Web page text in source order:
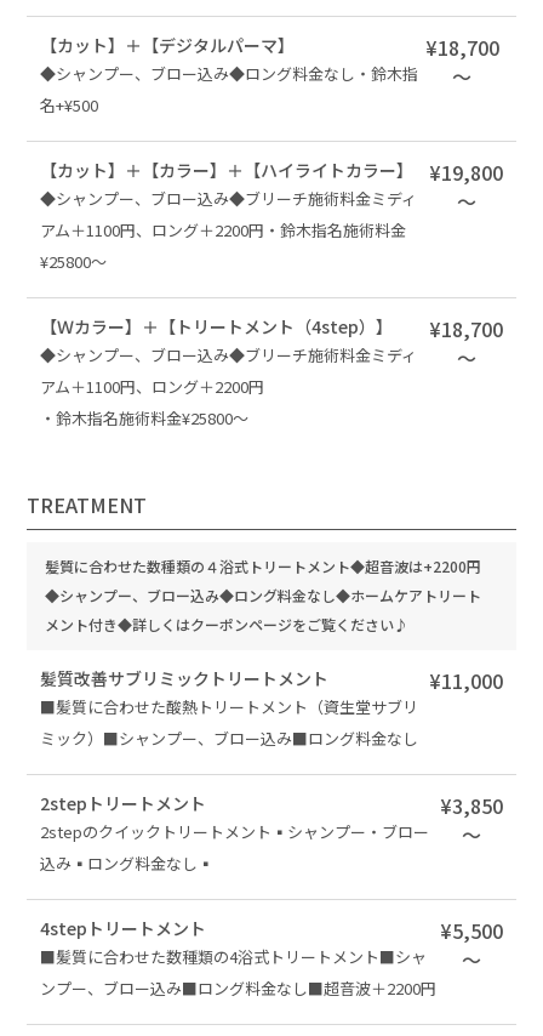
【カット】＋【デジタルパーマ】
◆シャンプー、ブロー込み◆ロング料金なし・鈴木指
名+¥500
¥18,700
～
【カット】＋【カラー】＋【ハイライトカラー】
◆シャンプー、ブロー込み◆ブリーチ施術料金ミディ
アム＋1100円、ロング＋2200円・鈴木指名施術料金
¥25800〜
¥19,800
～
【Ｗカラー】＋【トリートメント（4step）】
◆シャンプー、ブロー込み◆ブリーチ施術料金ミディ
アム＋1100円、ロング＋2200円
・鈴木指名施術料金¥25800〜
¥18,700
～
TREATMENT
髪質に合わせた数種類の４浴式トリートメント◆超音波は+2200円
◆シャンプー、ブロー込み◆ロング料金なし◆ホームケアトリート
メント付き◆詳しくはクーポンページをご覧ください♪
髪質改善サブリミックトリートメント
■髪質に合わせた酸熱トリートメント（資生堂サブリ
ミック）■シャンプー、ブロー込み■ロング料金なし
¥11,000
2stepトリートメント
2stepのクイックトリートメント▪️シャンプー・ブロー
込み▪️ロング料金なし▪️
¥3,850
～
4stepトリートメント
■髪質に合わせた数種類の4浴式トリートメント■シャ
ンプー、ブロー込み■ロング料金なし■超音波＋2200円
¥5,500
～